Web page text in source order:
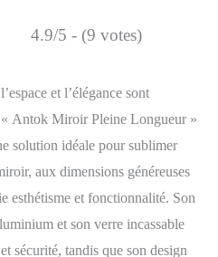
4.9/5 - (9 votes)
et l’élégance sont
Antok Miroir Pleine Longueur »
solution idéale pour sublimer
aux dimensions généreuses
esthétisme et fonctionnalité. Son
et son verre incassable
sécurité, tandis que son design